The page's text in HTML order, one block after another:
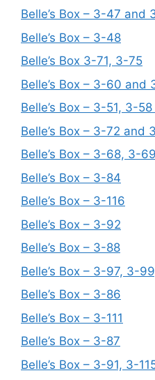
Belle’s Box – 3-47 and
Belle’s Box – 3-48
Belle’s Box 3-71, 3-75
Belle’s Box – 3-60 and
Belle’s Box – 3-51, 3-
Belle’s Box – 3-72 and
Belle’s Box – 3-68, 3-
Belle’s Box – 3-84
Belle’s Box – 3-116
Belle’s Box – 3-92
Belle’s Box – 3-88
Belle’s Box – 3-97, 3-
Belle’s Box – 3-86
Belle’s Box – 3-111
Belle’s Box – 3-87
Belle’s Box – 3-91, 3-